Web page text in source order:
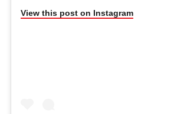
View this post on Instagram